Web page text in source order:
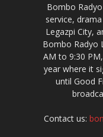
Bombo
service,
Legazpi City,
Bombo Radyo
AM to 9:30
year where it
until Good
Contact us: